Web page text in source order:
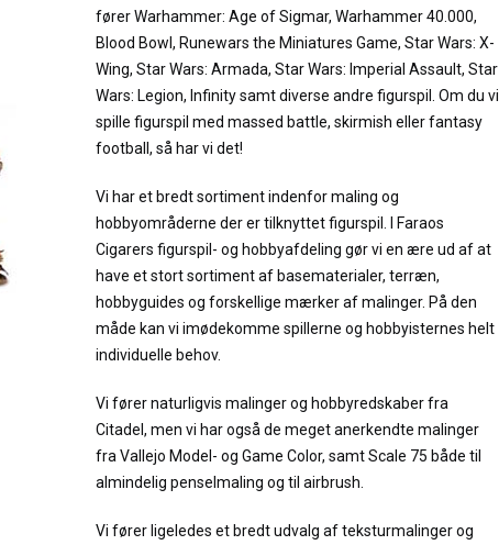
fører Warhammer: Age of Sigmar, Warhammer 40.000,
Blood Bowl, Runewars the Miniatures Game, Star Wars: X-
Wing, Star Wars: Armada, Star Wars: Imperial Assault, Star
Wars: Legion, Infinity samt diverse andre figurspil. Om du vil
spille figurspil med massed battle, skirmish eller fantasy
football, så har vi det!
Vi har et bredt sortiment indenfor maling og
hobbyområderne der er tilknyttet figurspil. I Faraos
Cigarers figurspil- og hobbyafdeling gør vi en ære ud af at
have et stort sortiment af basematerialer, terræn,
hobbyguides og forskellige mærker af malinger. På den
måde kan vi imødekomme spillerne og hobbyisternes helt
individuelle behov.
Vi fører naturligvis malinger og hobbyredskaber fra
Citadel, men vi har også de meget anerkendte malinger
fra Vallejo Model- og Game Color, samt Scale 75 både til
almindelig penselmaling og til airbrush.
Vi fører ligeledes et bredt udvalg af teksturmalinger og